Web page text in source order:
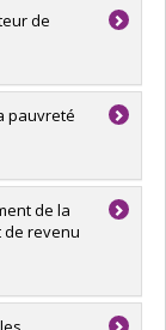
de
pauvreté
de la
de revenu